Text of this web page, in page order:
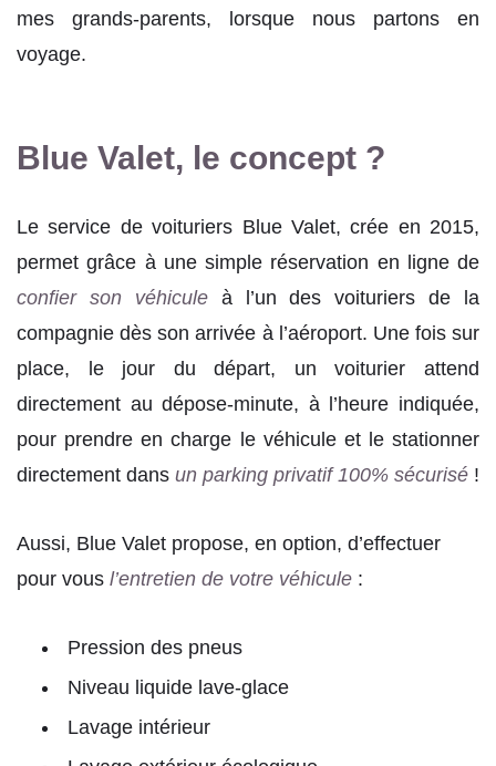
mes grands-parents, lorsque nous partons en
voyage.
Blue Valet, le concept ?
Le service de voituriers Blue Valet, crée en 2015,
permet grâce à une simple réservation en ligne de
confier son véhicule
à l’un des voituriers de la
compagnie dès son arrivée à l’aéroport. Une fois sur
place, le jour du départ, un voiturier attend
directement au dépose-minute, à l’heure indiquée,
pour prendre en charge le véhicule et le stationner
directement dans un parking privatif 100% sécurisé !
Aussi, Blue Valet propose, en option, d’effectuer
pour vous l’entretien de votre véhicule :
Pression des pneus
Niveau liquide lave-glace
Lavage intérieur